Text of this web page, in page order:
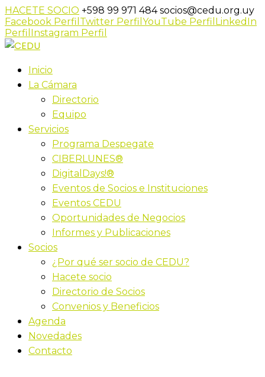
HACETE SOCIO +598 99 971 484socios@cedu.org.uy
Facebook Perfil Twitter Perfil YouTube Perfil LinkedIn
Perfil Instagram Perfil
Inicio
La Cámara
Directorio
Equipo
Servicios
Programa Despegate
CIBERLUNES®
DigitalDays!®
Eventos de Socios e Instituciones
Eventos CEDU
Oportunidades de Negocios
Informes y Publicaciones
Socios
¿Por qué ser socio de CEDU?
Hacete socio
Directorio de Socios
Convenios y Beneficios
Agenda
Novedades
Contacto